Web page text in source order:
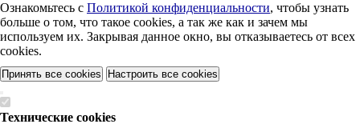
Ознакомьтесь с Политикой конфиденциальности, чтобы узнать
больше о том, что такое cookies, а так же как и зачем мы
используем их. Закрывая данное окно, вы отказываетесь от всех
cookies.
Принять все cookies Настроить все cookies
Технические cookies